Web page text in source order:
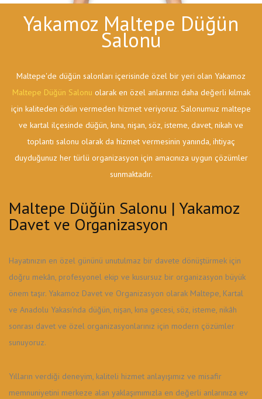
Yakamoz Maltepe Düğün
Salonu
Maltepe'de düğün salonları içerisinde özel bir yeri olan Yakamoz
Maltepe Düğün Salonu olarak en özel anlarınızı daha değerli kılmak
için kaliteden ödün vermeden hizmet veriyoruz. Salonumuz maltepe
ve kartal ilçesinde düğün, kına, nişan, söz, isteme, davet, nikah ve
toplantı salonu olarak da hizmet vermesinin yanında, ihtiyaç
duyduğunuz her türlü organizasyon için amacınıza uygun çözümler
sunmaktadır.
Maltepe Düğün Salonu | Yakamoz
Davet ve Organizasyon
Hayatınızın en özel gününü unutulmaz bir davete dönüştürmek için
doğru mekân, profesyonel ekip ve kusursuz bir organizasyon büyük
önem taşır. Yakamoz Davet ve Organizasyon olarak Maltepe, Kartal
ve Anadolu Yakası'nda düğün, nişan, kına gecesi, söz, isteme, nikâh
sonrası davet ve özel organizasyonlarınız için modern çözümler
sunuyoruz.
Yılların verdiği deneyim, kaliteli hizmet anlayışımız ve misafir
memnuniyetini merkeze alan yaklaşımımızla en değerli anlarınıza ev